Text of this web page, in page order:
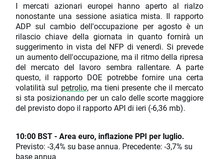
I mercati azionari europei hanno aperto al rialzo
nonostante una sessione asiatica mista. Il rapporto
ADP sul cambio dell'occupazione per agosto è un
rilascio chiave della giornata in quanto fornirà un
suggerimento in vista del NFP di venerdì. Si prevede
un aumento dell'occupazione, ma il ritmo della ripresa
del mercato del lavoro sembra rallentare. A parte
questo, il rapporto DOE potrebbe fornire una certa
volatilità sul petrolio, ma tieni presente che il mercato
si sta posizionando per un calo delle scorte maggiore
del previsto dopo il rapporto API di ieri (-6,36 mb).
10:00 BST - Area euro, inflazione PPI per luglio.
Previsto: -3,4% su base annua. Precedente: -3,7% su
base annua